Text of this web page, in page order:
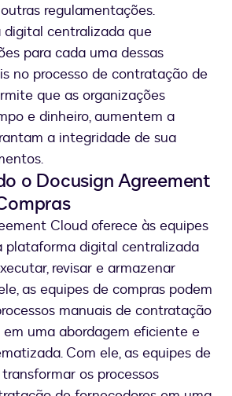
regulamentações.
centralizada que
para cada uma dessas
no processo de contratação de
que as organizações
e dinheiro, aumentem a
a integridade de sua
o Docusign Agreement
Cloud oferece às equipes
plataforma digital centralizada
revisar e armazenar
as equipes de compras podem
manuais de contratação
uma abordagem eficiente e
Com ele, as equipes de
os processos